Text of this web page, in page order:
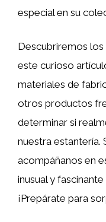
especial en su
Descubriremos
este curioso
materiales de
otros productos
determinar si
nuestra estantería.
acompáñanos en
inusual y
¡Prepárate para